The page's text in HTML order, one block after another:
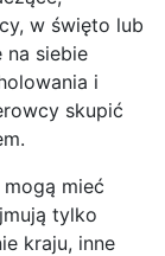
w święto lub
na siebie
i
skupić
mieć
tylko
kraju, inne